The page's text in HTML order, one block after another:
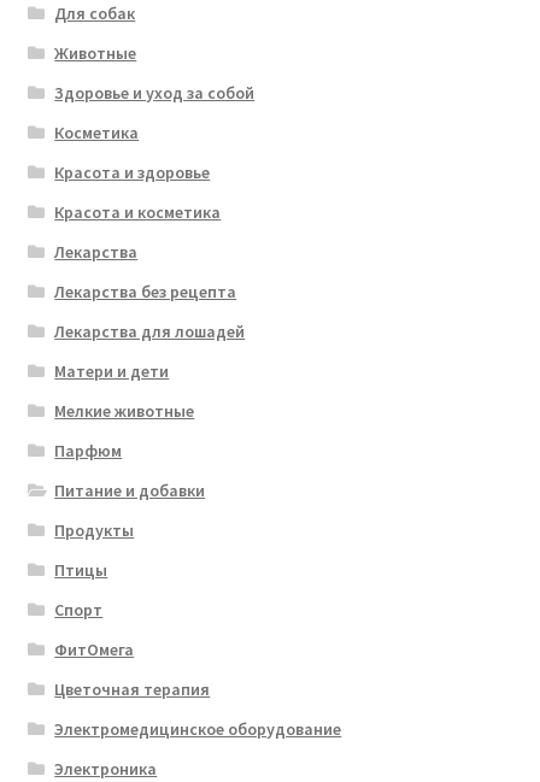
Для собак
Животные
Здоровье и уход за собой
Косметика
Красота и здоровье
Красота и косметика
Лекарства
Лекарства без рецепта
Лекарства для лошадей
Матери и дети
Мелкие животные
Парфюм
Питание и добавки
Продукты
Птицы
Спорт
ФитОмега
Цветочная терапия
Электромедицинское оборудование
Электроника